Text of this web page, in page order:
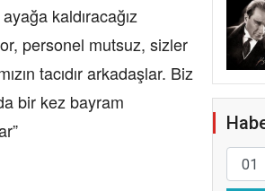
kaldıracağız
personel mutsuz, sizler
tacıdır arkadaşlar. Biz
bir kez bayram